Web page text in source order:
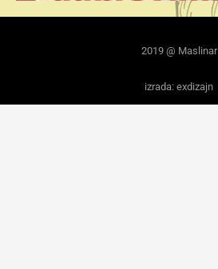
2019 @ Maslinar
izrada: exdizajn